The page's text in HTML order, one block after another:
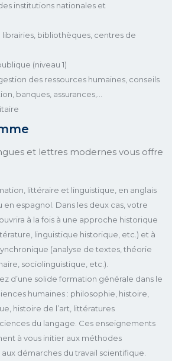
institutions nationales et
librairies, bibliothèques, centres de
(niveau 1)
des ressources humaines, conseils
banques, assurances,…
et lettres modernes vous offre
littéraire et linguistique, en anglais
en espagnol. Dans les deux cas, votre
à la fois à une approche historique
linguistique historique, etc.) et à
(analyse de textes, théorie
sociolinguistique, etc.).
d’une solide formation générale dans le
humaines : philosophie, histoire,
histoire de l’art, littératures
du langage. Ces enseignements
à vous initier aux méthodes
démarches du travail scientifique.